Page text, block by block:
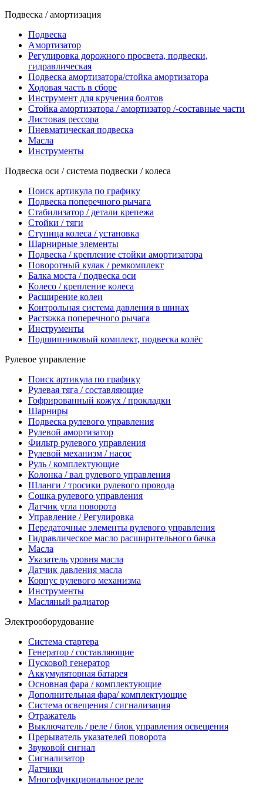
Подвеска / амортизация
Подвеска
Амортизатор
Регулировка дорожного просвета, подвески,
гидравлическая
Подвеска амортизатора/стойка амортизатора
Ходовая часть в сборе
Инструмент для кручения болтов
Стойка амортизатора / амортизатор /-составные части
Листовая рессора
Пневматическая подвеска
Масла
Инструменты
Подвеска оси / система подвески / колеса
Поиск артикула по графику
Подвеска поперечного рычага
Стабилизатор / детали крепежа
Стойки / тяги
Ступица колеса / установка
Шарнирные элементы
Подвеска / крепление стойки амортизатора
Поворотный кулак / ремкомплект
Балка моста / подвеска оси
Колесо / крепление колеса
Расширение колеи
Контрольная система давления в шинах
Растяжка поперечного рычага
Инструменты
Подшипниковый комплект, подвеска колёс
Рулевое управление
Поиск артикула по графику
Рулевая тяга / составляющие
Гофрированный кожух / прокладки
Шарниры
Подвеска рулевого управления
Рулевой амортизатор
Фильтр рулевого управления
Рулевой механизм / насос
Руль / комплектующие
Колонка / вал рулевого управления
Шланги / тросики рулевого провода
Сошка рулевого управления
Датчик угла поворота
Управление / Регулировка
Передаточные элементы рулевого управления
Гидравлическое масло расширительного бачка
Масла
Указатель уровня масла
Датчик давления масла
Корпус рулевого механизма
Инструменты
Масляный радиатор
Электрооборудование
Система стартера
Генератор / составляющие
Пусковой генератор
Аккумуляторная батарея
Основная фара / комплектующие
Дополнительная фара/ комплектующие
Система освещения / сигнализация
Отражатель
Выключатель / реле / блок управления освещения
Прерыватель указателей поворота
Звуковой сигнал
Сигнализатор
Датчики
Многофункциональное реле